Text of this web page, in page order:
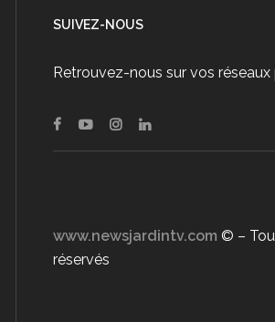
SUIVEZ-NOUS
Retrouvez-nous sur vos réseaux
www.newsjardintv.com © –
réservés